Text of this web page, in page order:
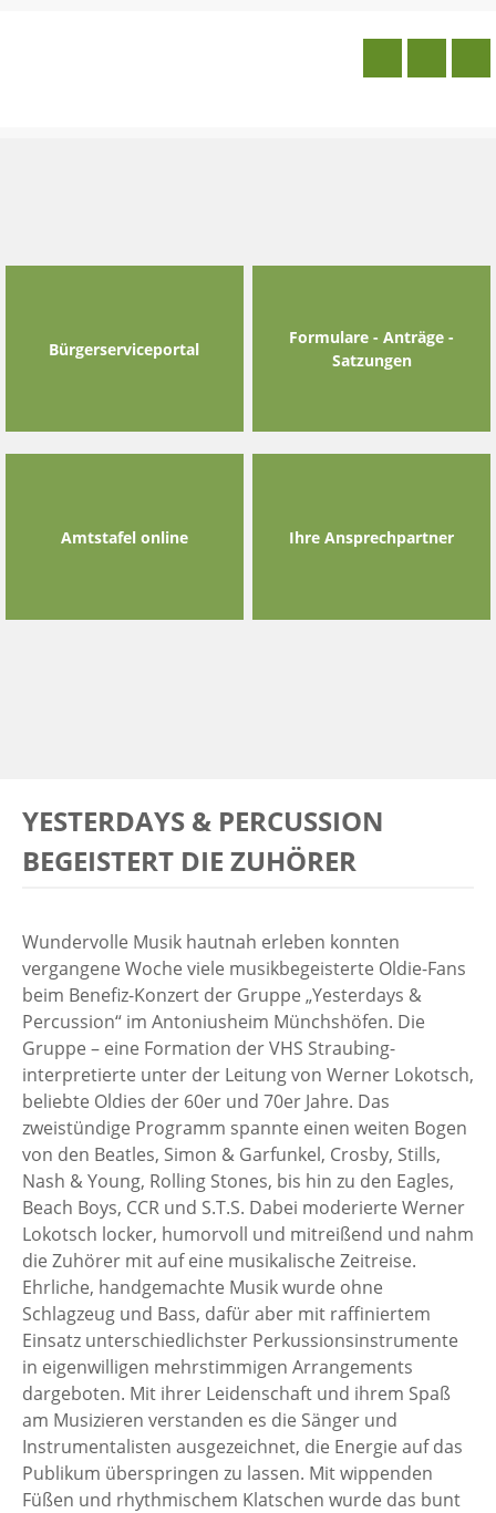
Bürgerserviceportal
Formulare - Anträge -
Satzungen
Amtstafel online Ihre Ansprechpartner
YESTERDAYS & PERCUSSION
BEGEISTERT DIE ZUHÖRER
Wundervolle Musik hautnah erleben konnten
vergangene Woche viele musikbegeisterte Oldie-Fans
beim Benefiz-Konzert der Gruppe „Yesterdays &
Percussion“ im Antoniusheim Münchshöfen. Die
Gruppe – eine Formation der VHS Straubing-
interpretierte unter der Leitung von Werner Lokotsch,
beliebte Oldies der 60er und 70er Jahre. Das
zweistündige Programm spannte einen weiten Bogen
von den Beatles, Simon & Garfunkel, Crosby, Stills,
Nash & Young, Rolling Stones, bis hin zu den Eagles,
Beach Boys, CCR und S.T.S. Dabei moderierte Werner
Lokotsch locker, humorvoll und mitreißend und nahm
die Zuhörer mit auf eine musikalische Zeitreise.
Ehrliche, handgemachte Musik wurde ohne
Schlagzeug und Bass, dafür aber mit raffiniertem
Einsatz unterschiedlichster Perkussionsinstrumente
in eigenwilligen mehrstimmigen Arrangements
dargeboten. Mit ihrer Leidenschaft und ihrem Spaß
am Musizieren verstanden es die Sänger und
Instrumentalisten ausgezeichnet, die Energie auf das
Publikum überspringen zu lassen. Mit wippenden
Füßen und rhythmischem Klatschen wurde das bunt